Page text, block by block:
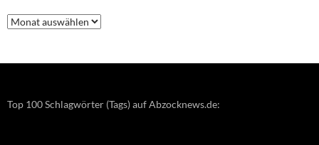
Nachrichten
–
Top 100 Schlagwörter (Tags) auf Abzocknews.de: